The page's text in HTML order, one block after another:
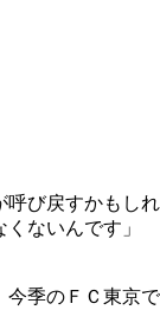
呼び戻すかもしれ
ないんです」
今季のＦＣ東京で